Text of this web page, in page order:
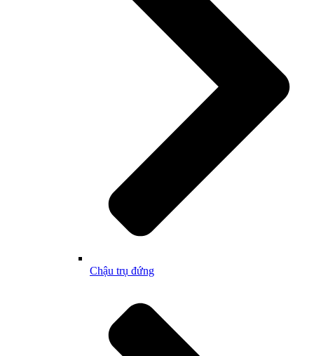
Chậu trụ đứng